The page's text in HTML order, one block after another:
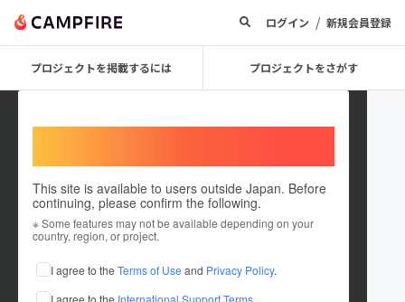
ログイン / 新規会員登録
プロジェクトを掲載するには プロジェクトをさがす
This site is available to users outside Japan. Before
continuing, please confirm the following.
※ Some features may not be available depending on your
country, region, or project.
I agree to the Terms of Use and Privacy Policy.
I agree to the International Support Terms.
MOMOKIT_TC
これまでに1件のプロジェクトを投稿しています